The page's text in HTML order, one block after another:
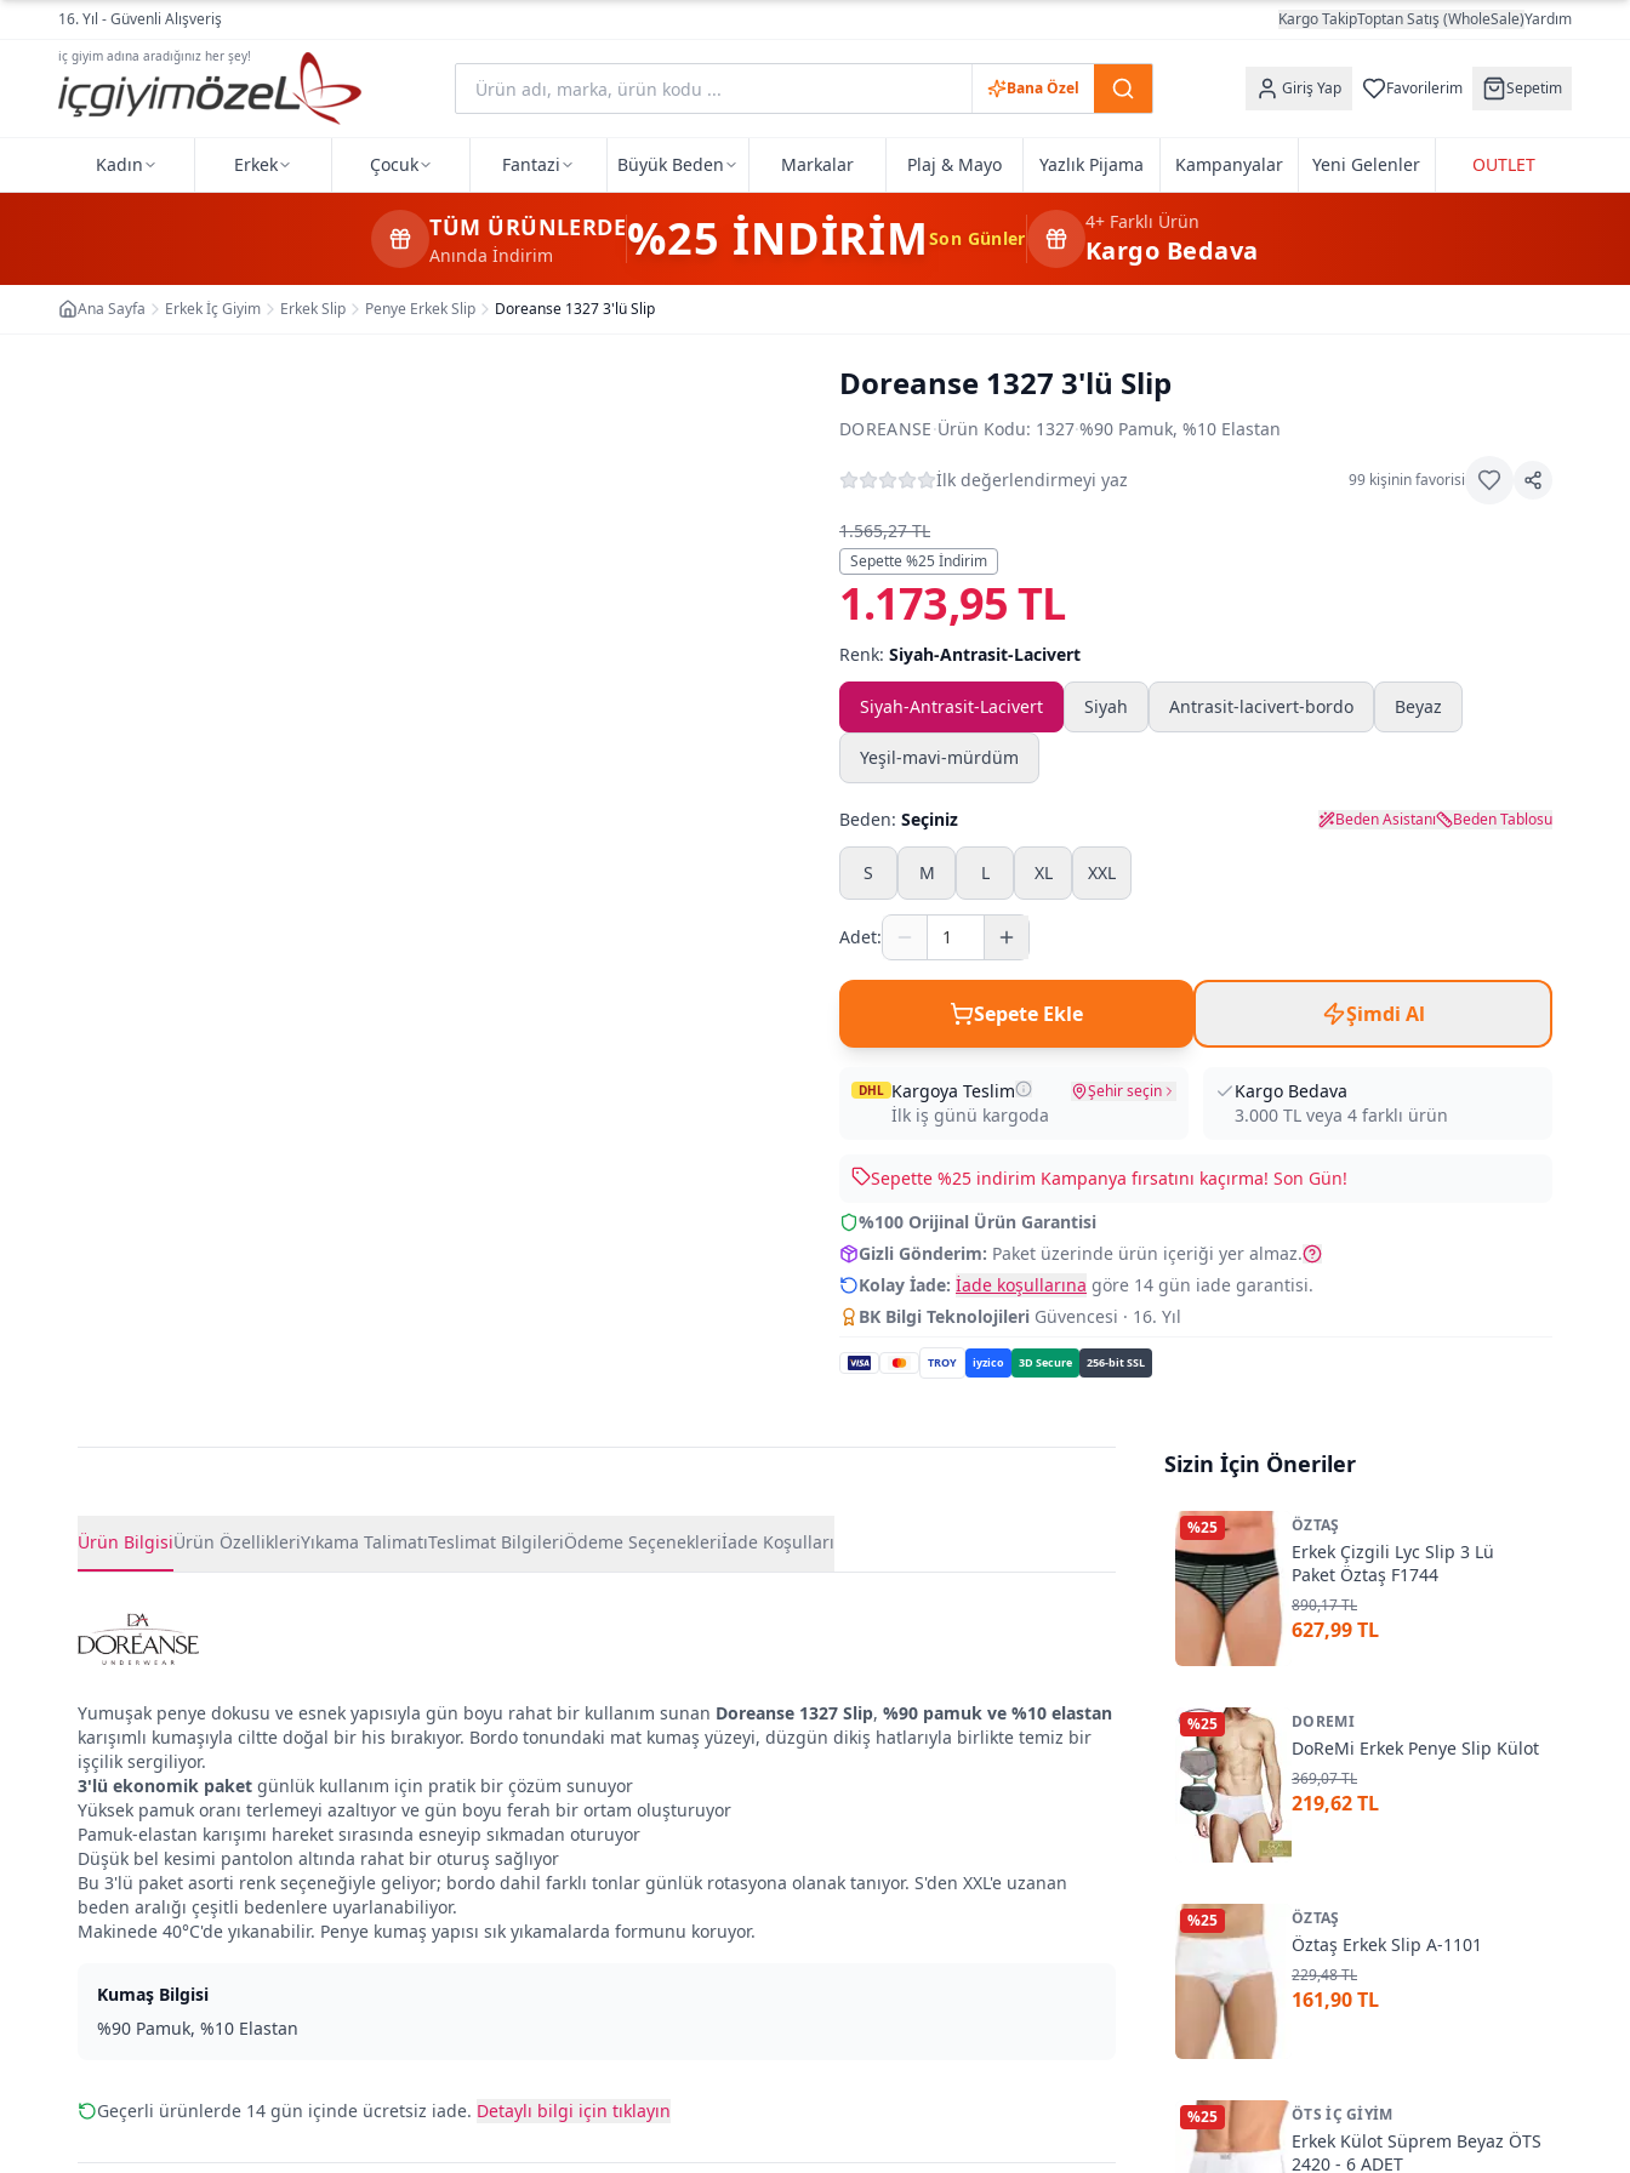
Ana içeriğe geç16. Yıl - Güvenli Alışveriş Kargo TakipToptan Satış (WholeSale)Yardım
iç giyim adına aradığınız her şey!
Bana Özel Giriş Yap Favorilerim Sepetim
Kadın Erkek Çocuk Fantazi Büyük Beden Markalar Plaj & Mayo Yazlık Pijama Kampanyalar Yeni Gelenler OUTLET
TÜM ÜRÜNLERDE
Anında İndirim %25 İNDİRİMSon Günler
4+Farklı Ürün
Kargo Bedava
Ana Sayfa Erkek İç Giyim Erkek Slip Penye Erkek Slip Doreanse 1327 3'lü Slip
Doreanse 1327 3'lü Slip
DOREANSE·Ürün Kodu: 1327·%90 Pamuk, %10 Elastan
İlk değerlendirmeyi yaz 99 kişinin favorisi
1.565,27 TL
Sepette %25 İndirim
1.173,95 TL
Renk: Siyah-Antrasit-Lacivert
Siyah-Antrasit-Lacivert Siyah Antrasit-lacivert-bordo Beyaz
Yeşil-mavi-mürdüm
Beden: Seçiniz Beden Asistanı Beden Tablosu
S M L XL XXL
Adet:
Sepete Ekle Şimdi Al
DHL Kargoya Teslim
İlk iş günü kargoda
Şehir seçin
Kargo Bedava
3.000 TL veya 4 farklı ürün
Sepette %25 indirim Kampanya fırsatını kaçırma! Son Gün!
%100 Orijinal Ürün Garantisi
Gizli Gönderim: Paket üzerinde ürün içeriği yer almaz.
Kolay İade: İade koşullarına göre 14 gün iade garantisi.
BK Bilgi Teknolojileri Güvencesi · 16. Yıl
TROY iyzico 3D Secure 256-bit SSL
Ürün BilgisiÜrün ÖzellikleriYıkama TalimatıTeslimat BilgileriÖdeme Seçenekleriİade Koşulları
Yumuşak penye dokusu ve esnek yapısıyla gün boyu rahat bir kullanım sunan Doreanse 1327 Slip, %90 pamuk ve %10 elastan
karışımlı kumaşıyla ciltte doğal bir his bırakıyor. Bordo tonundaki mat kumaş yüzeyi, düzgün dikiş hatlarıyla birlikte temiz bir
işçilik sergiliyor.
3'lü ekonomik paket günlük kullanım için pratik bir çözüm sunuyor
Yüksek pamuk oranı terlemeyi azaltıyor ve gün boyu ferah bir ortam oluşturuyor
Pamuk-elastan karışımı hareket sırasında esneyip sıkmadan oturuyor
Düşük bel kesimi pantolon altında rahat bir oturuş sağlıyor
Bu 3'lü paket asorti renk seçeneğiyle geliyor; bordo dahil farklı tonlar günlük rotasyona olanak tanıyor. S'den XXL'e uzanan
beden aralığı çeşitli bedenlere uyarlanabiliyor.
Makinede 40°C'de yıkanabilir. Penye kumaş yapısı sık yıkamalarda formunu koruyor.
Kumaş Bilgisi
%90 Pamuk, %10 Elastan
Geçerli ürünlerde 14 gün içinde ücretsiz iade. Detaylı bilgi için tıklayın
Sizin İçin Öneriler
%25 ÖZTAŞ
Erkek Çizgili Lyc Slip 3 Lü
Paket Öztaş F1744
890,17 TL
627,99 TL
%25 DOREMI
DoReMi Erkek Penye Slip Külot
369,07 TL
219,62 TL
%25 ÖZTAŞ
Öztaş Erkek Slip A-1101
229,48 TL
161,90 TL
%25 ÖTS İÇ GIYIM
Erkek Külot Süprem Beyaz ÖTS
2420 - 6 ADET